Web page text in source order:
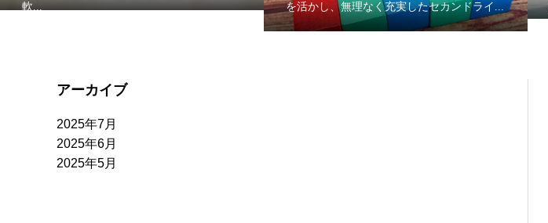
軟...
を活かし、無理なく充実したセカンドライ...
アーカイブ
2025年7月
2025年6月
2025年5月